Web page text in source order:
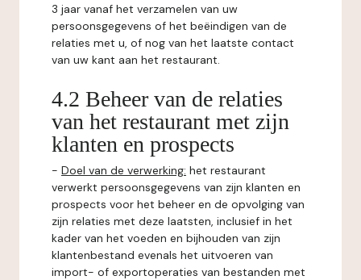
3 jaar vanaf het verzamelen van uw
persoonsgegevens of het beëindigen van de
relaties met u, of nog van het laatste contact
van uw kant aan het restaurant.
4.2 Beheer van de relaties
van het restaurant met zijn
klanten en prospects
- Doel van de verwerking: het restaurant
verwerkt persoonsgegevens van zijn klanten en
prospects voor het beheer en de opvolging van
zijn relaties met deze laatsten, inclusief in het
kader van het voeden en bijhouden van zijn
klantenbestand evenals het uitvoeren van
import- of exportoperaties van bestanden met